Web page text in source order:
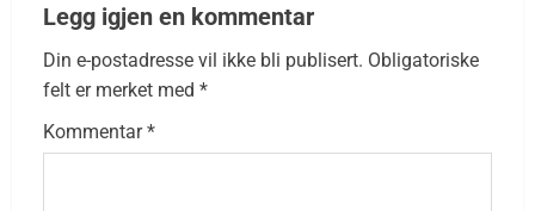
Legg igjen en kommentar
Din e-postadresse vil ikke bli publisert. Obligatoriske
felt er merket med *
Kommentar*